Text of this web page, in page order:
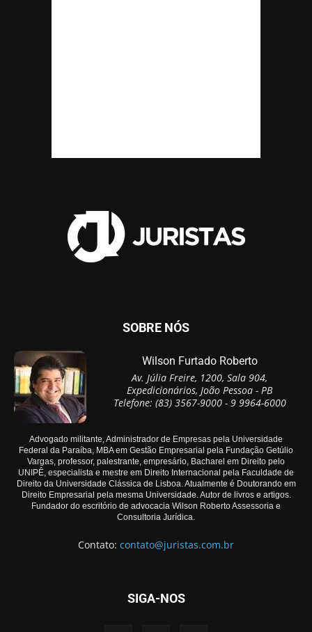
SOBRE NÓS
Wilson Furtado Roberto
Av. Júlia Freire, 1200, Sala 904,
Expedicionários, João Pessoa - PB
Telefone: (83) 3567-9000 - 9 9964-6000
Advogado militante, Administrador de Empresas pela Universidade
Federal da Paraíba, MBA em Gestão Empresarial pela Fundação Getúlio
Vargas, professor, palestrante, empresário, Bacharel em Direito pelo
UNIPÊ, especialista e mestre em Direito Internacional pela Faculdade de
Direito da Universidade Clássica de Lisboa. Atualmente é Doutorando em
Direito Empresarial pela mesma Universidade. Autor de livros e artigos.
Fundador do escritório de advocacia Wilson Roberto Assessoria e
Consultoria Jurídica.
Contato: contato@juristas.com.br
SIGA-NOS